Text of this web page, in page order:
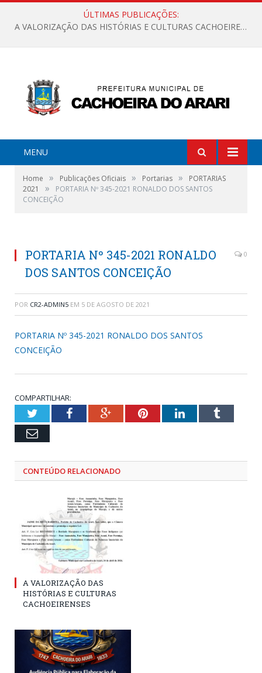
ÚLTIMAS PUBLICAÇÕES:
A VALORIZAÇÃO DAS HISTÓRIAS E CULTURAS CACHOEIRENSES
MENU
Home » Publicações Oficiais » Portarias »
PORTARIAS
2021
»
PORTARIA Nº 345-2021 RONALDO DOS SANTOS
CONCEIÇÃO
PORTARIA Nº 345-2021 RONALDO
DOS SANTOS CONCEIÇÃO
0
POR CR2-ADMIN5 EM 5 DE AGOSTO DE 2021
PORTARIA Nº 345-2021 RONALDO DOS SANTOS
CONCEIÇÃO
COMPARTILHAR:
TwitterFacebookGoogle+PinterestLinkedInTumblr
Email
CONTEÚDO RELACIONADO
A VALORIZAÇÃO DAS
HISTÓRIAS E CULTURAS
CACHOEIRENSES